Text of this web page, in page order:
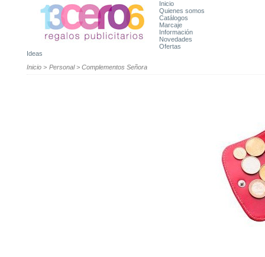
Inicio
Quienes somos
Catálogos
Marcaje
Información
Novedades
Ofertas
Ideas
Inicio > Personal > Complementos Señora